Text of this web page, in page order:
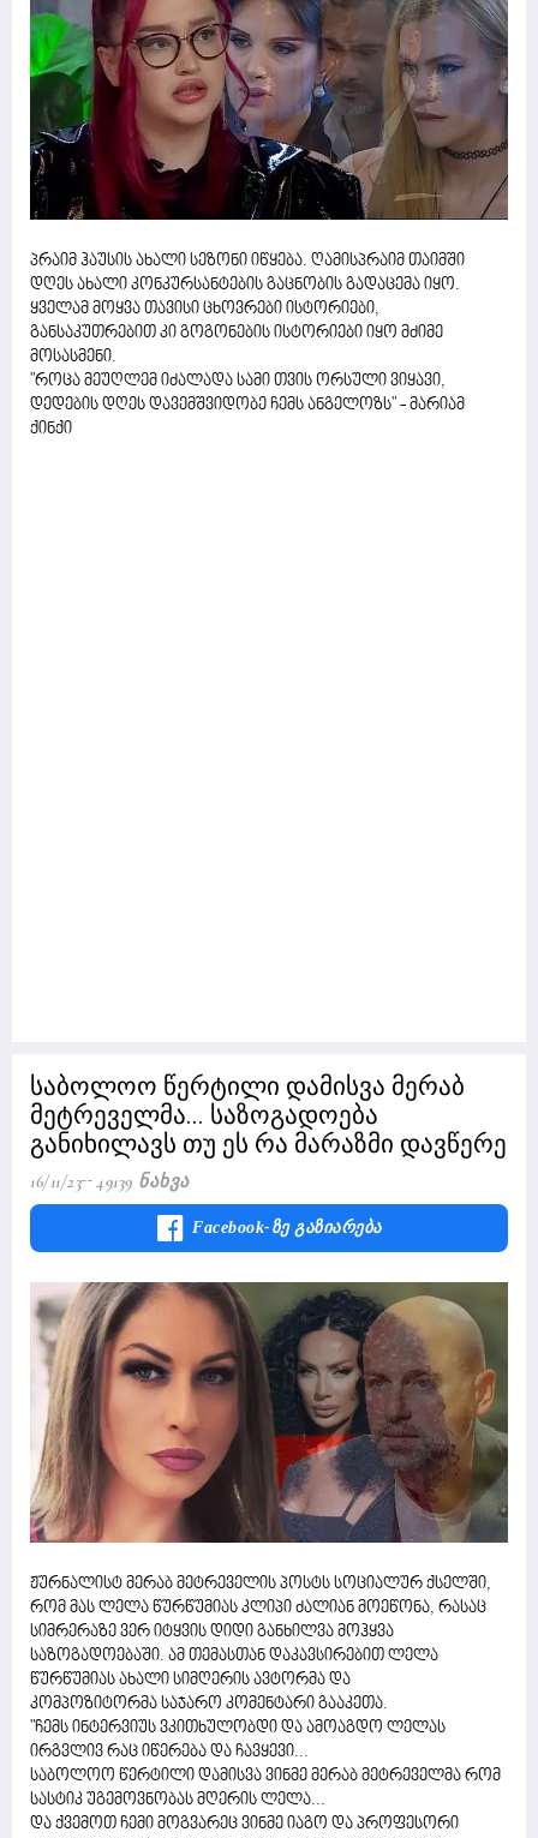
პრაიმ ჰაუსის ახალი სეზონი იწყება. ღამისპრაიმ თაიმში
დღეს ახალი კონკურსანტების გაცნობის გადაცემა იყო.
ყველამ მოყვა თავისი ცხოვრები ისტორიები,
განსაკუთრებით კი გოგონების ისტორიები იყო მძიმე
მოსასმენი.
"როცა მეუღლემ იძალადა სამი თვის ორსული ვიყავი,
დედების დღეს დავემშვიდობე ჩემს ანგელოზს" - მარიამ
ქინქი
საბოლოო წერტილი დამისვა მერაბ
მეტრეველმა... საზოგადოება
განიხილავს თუ ეს რა მარაზმი დავწერე
16/11/23 49139 Ნახვა
Facebook-Ზე Გაზიარება
ჟურნალისტ მერაბ მეტრეველის პოსტს სოციალურ ქსელში,
რომ მას ლელა წურწუმიას კლიპი ძალიან მოეწონა, რასაც
სიმრერაზე ვერ იტყვის დიდი განხილვა მოჰყვა
საზოგადოებაში. ამ თემასთან დაკავსირებით ლელა
წურწუმიას ახალი სიმღერის ავტორმა და
კომპოზიტორმა საჯარო კომენტარი გააკეთა.
"ჩემს ინტერვიუს ვკითხულობდი და ამოაგდო ლელას
ირგვლივ რაც იწერება და ჩავყევი...
საბოლოო წერტილი დამისვა ვინმე მერაბ მეტრეველმა რომ
სასტიკ უგემოვნობას მღერის ლელა...
და ქვემოთ ჩემი მოგვარეც ვინმე იაგო და პროფესორი